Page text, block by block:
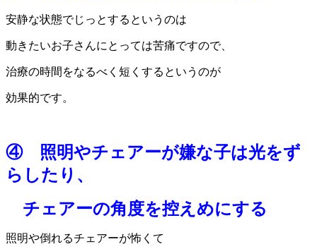
安静な状態でじっとするというのは
動きたいお子さんにとっては苦痛ですので、
治療の時間をなるべく短くするというのが
効果的です。
④ 照明やチェアーが嫌な子は光をず
らしたり、
チェアーの角度を控えめにする
照明や倒れるチェアーが怖くて